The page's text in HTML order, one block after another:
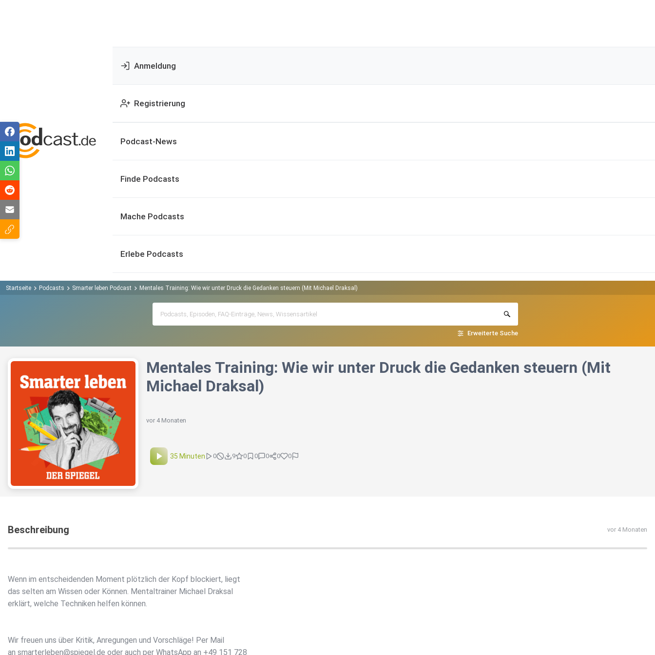
Anmeldung
Registrierung
Podcast-News
Finde Podcasts
Mache Podcasts
Erlebe Podcasts
Startseite Podcasts Smarter leben Podcast Mentales Training: Wie wir unter Druck die Gedanken steuern (Mit Michael Draksal)
Erweiterte Suche
Mentales Training: Wie wir unter Druck die Gedanken steuern (Mit
Michael Draksal)
vor 4 Monaten
35 Minuten 0 9 0 0 0 0 0
Beschreibung vor 4 Monaten
Wenn im entscheidenden Moment plötzlich der Kopf blockiert, liegt
das selten am Wissen oder Können. Mentaltrainer Michael Draksal
erklärt, welche Techniken helfen können.
Wir freuen uns über Kritik, Anregungen und Vorschläge! Per Mail
an smarterleben@spiegel.de oder auch per WhatsApp an +49 151 728